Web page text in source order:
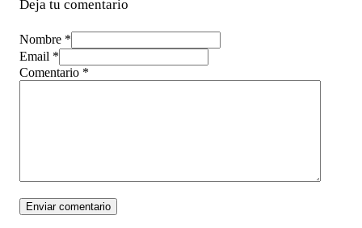
Deja tu comentario
Nombre *
Email *
Comentario *